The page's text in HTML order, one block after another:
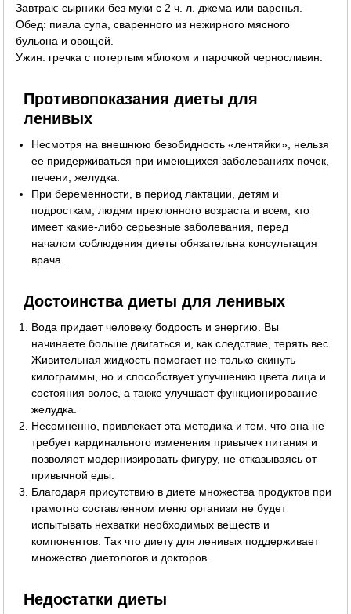
Завтрак: сырники без муки с 2 ч. л. джема или варенья.
Обед: пиала супа, сваренного из нежирного мясного
бульона и овощей.
Ужин: гречка с потертым яблоком и парочкой черносливин.
Противопоказания диеты для
ленивых
Несмотря на внешнюю безобидность «лентяйки», нельзя
ее придерживаться при имеющихся заболеваниях почек,
печени, желудка.
При беременности, в период лактации, детям и
подросткам, людям преклонного возраста и всем, кто
имеет какие-либо серьезные заболевания, перед
началом соблюдения диеты обязательна консультация
врача.
Достоинства диеты для ленивых
Вода придает человеку бодрость и энергию. Вы
начинаете больше двигаться и, как следствие, терять вес.
Живительная жидкость помогает не только скинуть
килограммы, но и способствует улучшению цвета лица и
состояния волос, а также улучшает функционирование
желудка.
Несомненно, привлекает эта методика и тем, что она не
требует кардинального изменения привычек питания и
позволяет модернизировать фигуру, не отказываясь от
привычной еды.
Благодаря присутствию в диете множества продуктов при
грамотно составленном меню организм не будет
испытывать нехватки необходимых веществ и
компонентов. Так что диету для ленивых поддерживает
множество диетологов и докторов.
Недостатки диеты